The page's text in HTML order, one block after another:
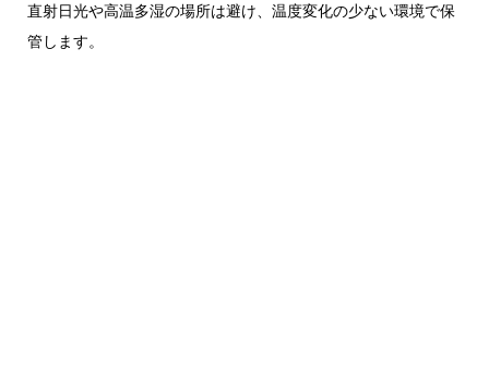
直射日光や高温多湿の場所は避け、温度変化の少ない環境で保
管します。